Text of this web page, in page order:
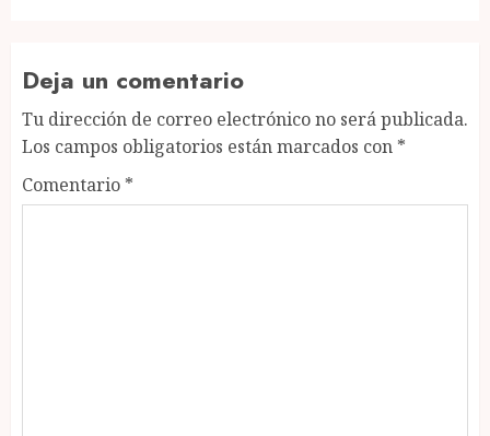
Deja un comentario
Tu dirección de correo electrónico no será publicada.
Los campos obligatorios están marcados con *
Comentario *